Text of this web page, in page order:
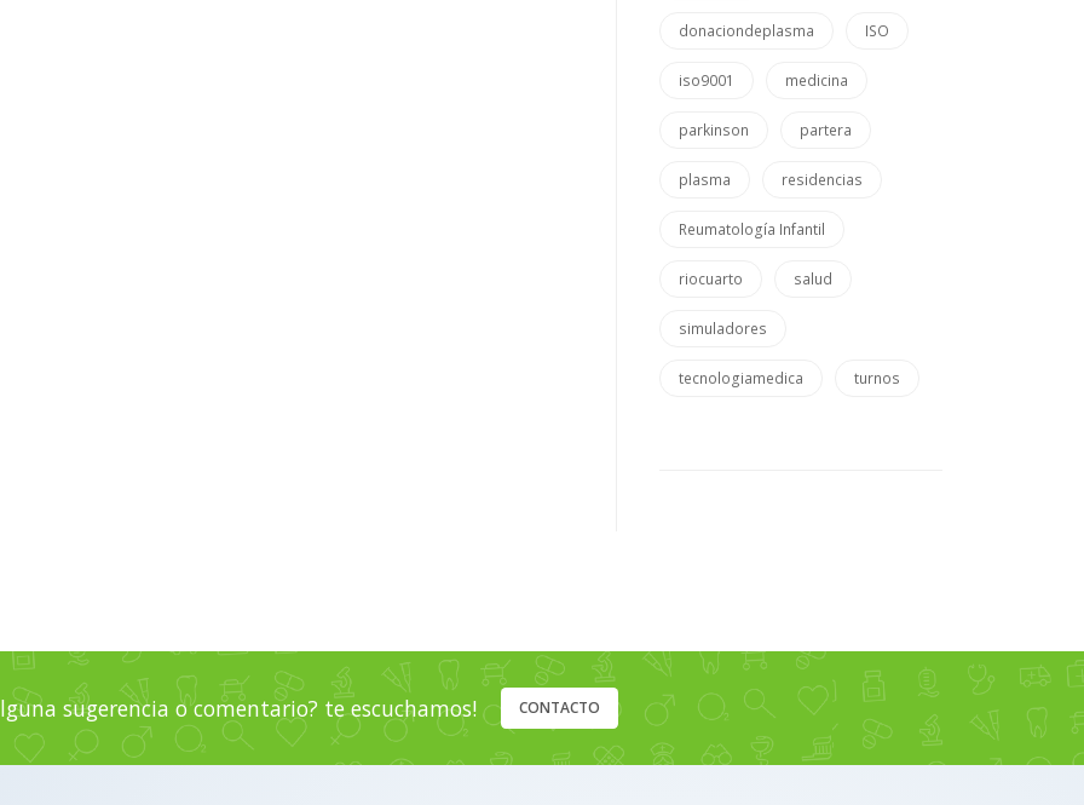
donaciondeplasma ISO
iso9001 medicina
parkinson partera
plasma residencias
Reumatología Infantil
riocuarto salud
simuladores
tecnologiamedica turnos
sugerencia o comentario? te escuchamos! CONTACTO